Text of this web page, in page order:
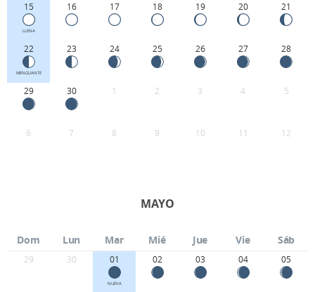
15
LLENA
16 17 18 19 20 21
22
MENGUANTE
23 24 25 26 27 28
29 30 1 2 3 4 5
6 7 8 9 10 11 12
MAYO
Dom Lun Mar Mié Jue Vie Sáb
29 30 01
NUEVA
02 03 04 05